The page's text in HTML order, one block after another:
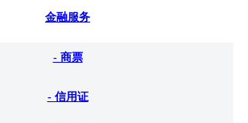
金融服务
- 商票
- 信用证